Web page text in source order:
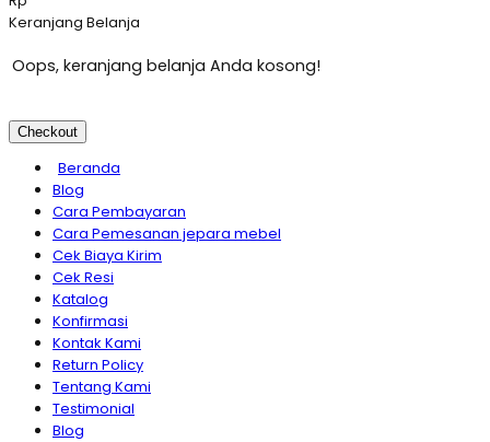
Keranjang Belanja
Oops, keranjang belanja Anda kosong!
Checkout
Beranda
Blog
Cara Pembayaran
Cara Pemesanan jepara mebel
Cek Biaya Kirim
Cek Resi
Katalog
Konfirmasi
Kontak Kami
Return Policy
Tentang Kami
Testimonial
Blog